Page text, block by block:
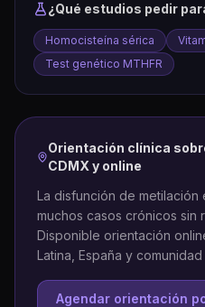
¿Qué estudios pedir
Homocisteína sérica
Test genético MTHFR
Orientación clínica
CDMX y online
La disfunción de
muchos casos crónicos sin
Disponible orientación
Latina, España y comunidad
Agendar orientación